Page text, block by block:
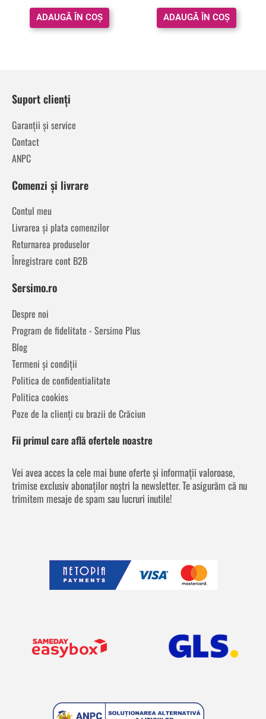
ADAUGĂ ÎN COȘ ADAUGĂ ÎN COȘ
Suport clienți
Garanții și service
Contact
ANPC
Comenzi și livrare
Contul meu
Livrarea și plata comenzilor
Returnarea produselor
Înregistrare cont B2B
Sersimo.ro
Despre noi
Program de fidelitate - Sersimo Plus
Blog
Termeni și condiții
Politica de confidentialitate
Politica cookies
Poze de la clienți cu brazii de Crăciun
Fii primul care află ofertele noastre
Vei avea acces la cele mai bune oferte și informații valoroase,
trimise exclusiv abonaților noștri la newsletter. Te asigurăm că nu
trimitem mesaje de spam sau lucruri inutile!